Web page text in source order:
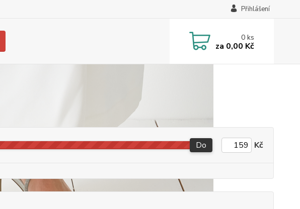
Přihlášení
0ks
za 0,00 Kč
Do Kč